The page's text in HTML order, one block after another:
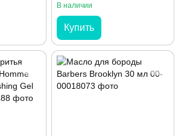
В наличии
Купить